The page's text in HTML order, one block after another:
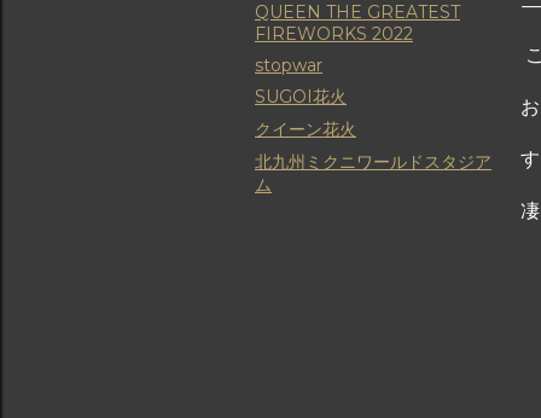
QUEEN THE GREATEST
FIREWORKS 2022
stopwar
SUGOI花火
クイーン花火
北九州ミクニワールドスタジア
ム